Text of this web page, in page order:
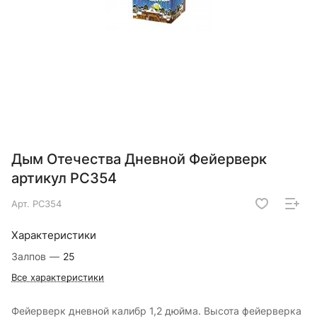
Дым Отечества Дневной Фейерверк
артикул РС354
Арт. РС354
Характеристики
Залпов — 25
Все характеристики
Фейерверк дневной калибр 1,2 дюйма. Высота фейерверка